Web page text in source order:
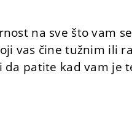
na sve što vam
vas čine tužnim ili
da patite kad vam je